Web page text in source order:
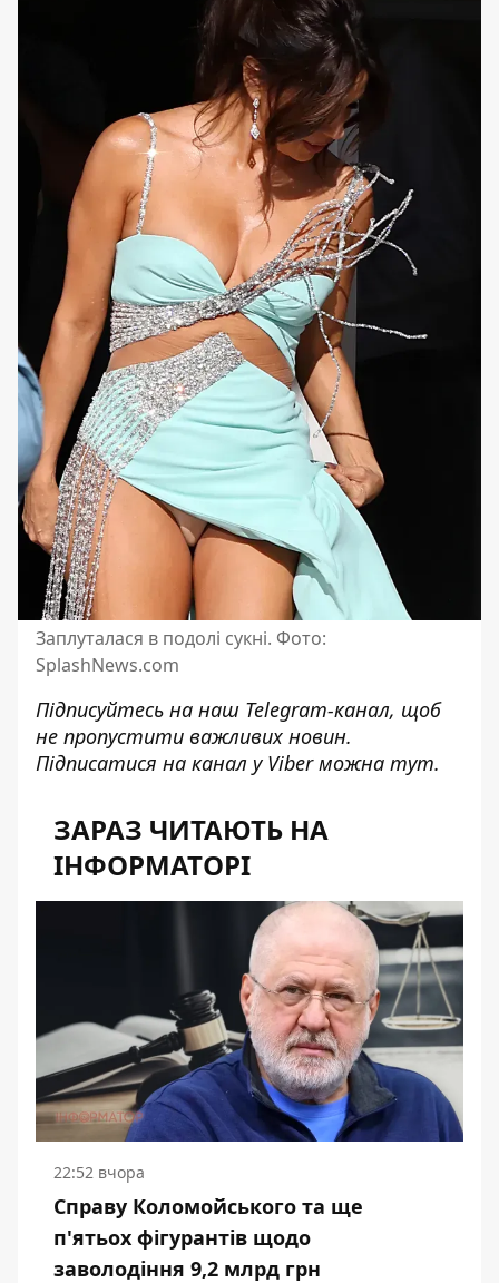
Заплуталася в подолі сукні. Фото:
SplashNews.com
Підписуйтесь на наш Telegram-канал, щоб
не пропустити важливих новин.
Підписатися на канал у Viber можна тут.
ЗАРАЗ ЧИТАЮТЬ НА
ІНФОРМАТОРІ
22:52 вчора
Справу Коломойського та ще
п'ятьох фігурантів щодо
заволодіння 9,2 млрд грн